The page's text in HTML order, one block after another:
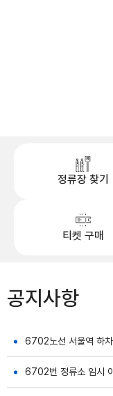
정류장 찾기
티켓 구매
공지사항
6702노선 서울역 하
6702번 정류소 임시 이